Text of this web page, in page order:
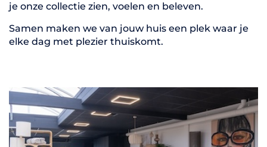
je onze collectie zien, voelen en beleven.
Samen maken we van jouw huis een plek waar je
elke dag met plezier thuiskomt.